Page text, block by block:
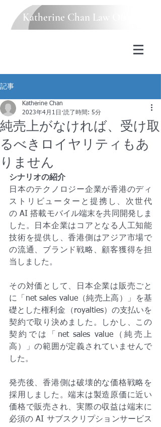
Katherine Chan Law Office
記事
純売上がなければ、受け取
るべきロイヤリティもあ
りません
Katherine Chan
2023年4月1日 読了時間: 5分
シナリオの紹介
日本のテクノロジー企業が香港のディ
ストリビューターと提携し、次世代
の AI 搭載モバイル端末を共同開発しま
した。日本企業はコアとなる人工知能
技術を提供し、香港側はアジア市場で
の流通、ブランド戦略、顧客獲得を担
当しました。
その対価として、日本企業は販売ごと
に「net sales value（純売上高）」を基
礎とした権利金（royalties）の支払いを
契約で取り決めました。しかし、この
契約では「net sales value（純売上
高）」の範囲が定義されていませんで
した。
発売後、香港側は破壊的な価格戦略を
採用しました。端末は製造原価に近い
価格で販売され、実際の収益は端末に
必須の AI サブスクリプションサービス